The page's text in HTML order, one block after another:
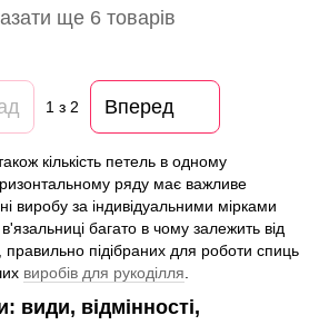
ще 6 товарів
1 з 2 Вперед
кількість петель в одному
ряду має важливе
виробу за індивідуальними мірками
в'язальниці багато в чому залежить від
підібраних для роботи спиць
виробів для рукоділля
види, відмінності,